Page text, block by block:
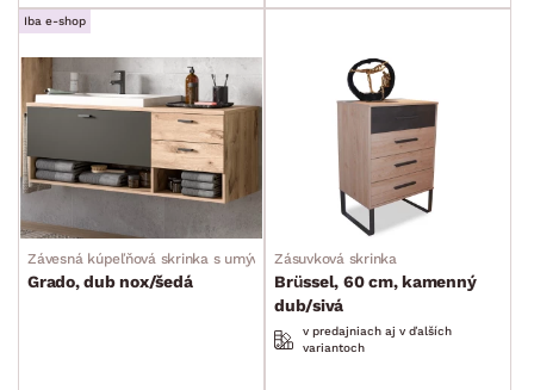
Iba e-shop
Závesná kúpeľňová skrinka s umývadlom
Grado, dub nox/šedá
Zásuvková skrinka
Brüssel, 60 cm, kamenný
dub/sivá
v predajniach aj v ďalších
variantoch